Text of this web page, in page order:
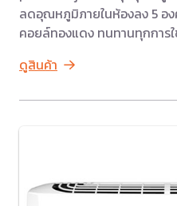
ลดอุณหภูมิภายในห้องลง 5 อง
คอยล์ทองแดง ทนทานทุกการใ
ดูสินค้า